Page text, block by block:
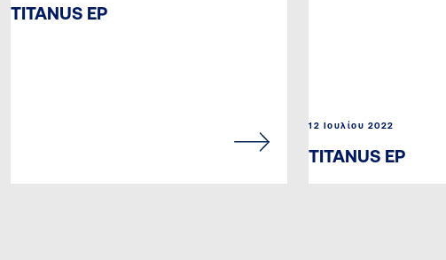
TITANUS EP
12 Ιουλίου 2022
TITANUS EP